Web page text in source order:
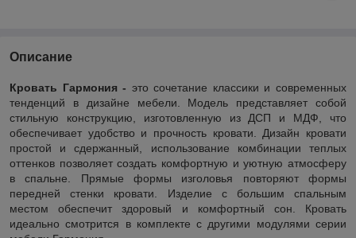
Описание
Кровать Гармония - это сочетание классики и современных
тенденций в дизайне мебели. Модель представляет собой
стильную конструкцию, изготовленную из ДСП и МДФ, что
обеспечивает удобство и прочность кровати. Дизайн кровати
простой и сдержанный, использование комбинации теплых
оттенков позволяет создать комфортную и уютную атмосферу
в спальне. Прямые формы изголовья повторяют формы
передней стенки кровати. Изделие с большим спальным
местом обеспечит здоровый и комфортный сон. Кровать
идеально смотрится в комплекте с другими модулями серии